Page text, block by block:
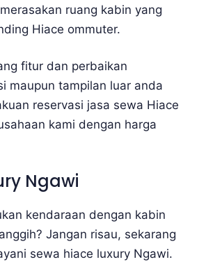
ruang kabin yang
Hiace ommuter.
fitur dan perbaikan
maupun tampilan luar anda
reservasi jasa sewa Hiace
kami dengan harga
Ngawi
kendaraan dengan kabin
Jangan risau, sekarang
sewa hiace luxury Ngawi.